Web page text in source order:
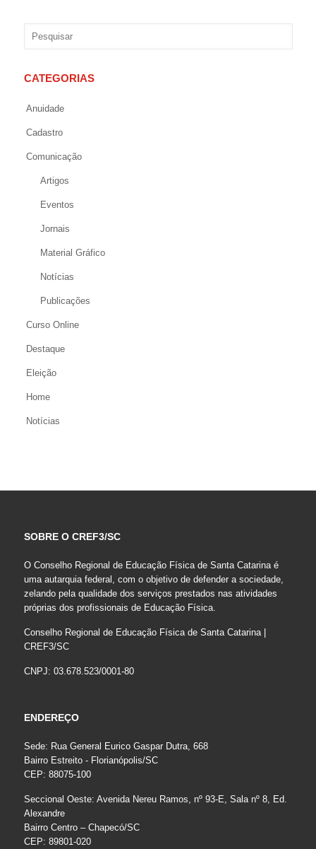
CATEGORIAS
Anuidade
Cadastro
Comunicação
Artigos
Eventos
Jornais
Material Gráfico
Notícias
Publicações
Curso Online
Destaque
Eleição
Home
Notícias
SOBRE O CREF3/SC
O Conselho Regional de Educação Física de Santa Catarina é
uma autarquia federal, com o objetivo de defender a sociedade,
zelando pela qualidade dos serviços prestados nas atividades
próprias dos profissionais de Educação Física.
Conselho Regional de Educação Física de Santa Catarina |
CREF3/SC
CNPJ: 03.678.523/0001-80
ENDEREÇO
Sede: Rua General Eurico Gaspar Dutra, 668
Bairro Estreito - Florianópolis/SC
CEP: 88075-100
Seccional Oeste: Avenida Nereu Ramos, nº 93-E, Sala nº 8, Ed.
Alexandre
Bairro Centro – Chapecó/SC
CEP: 89801-020